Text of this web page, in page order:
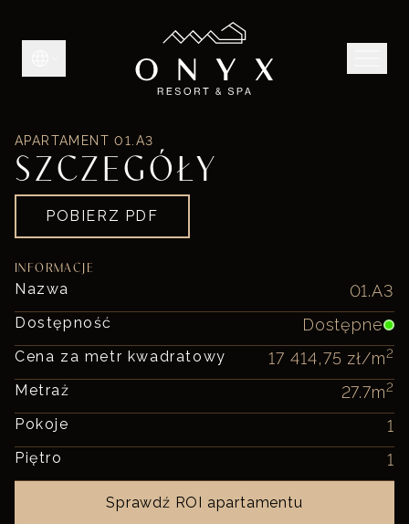
APARTAMENT 01.A3
SZCZEGÓŁY
POBIERZ PDF
INFORMACJE
Nazwa 01.A3
Dostępność Dostępne
Cena za metr kwadratowy 17 414,75 zł/m2
Metraż 27.7m2
Pokoje 1
Piętro 1
Sprawdź ROI apartamentu